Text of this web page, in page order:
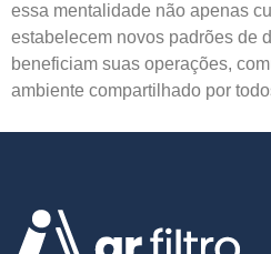
essa mentalidade não apenas
estabelecem novos padrões de
beneficiam suas operações,
ambiente compartilhado por